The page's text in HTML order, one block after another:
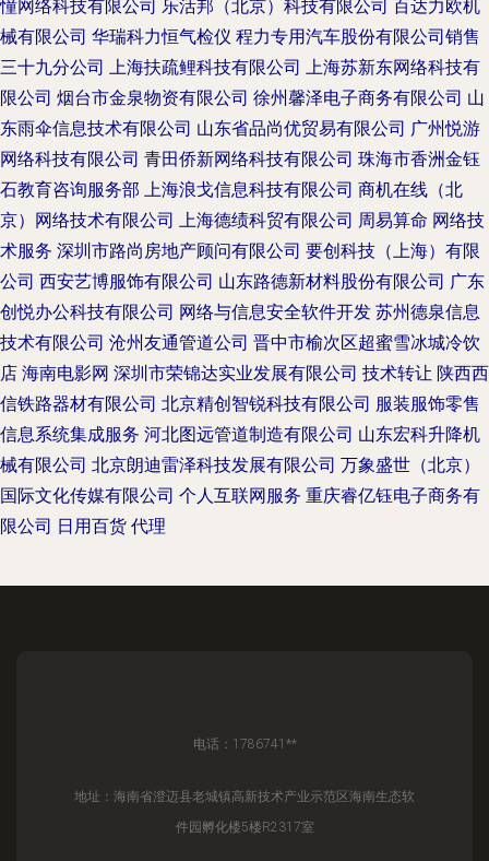
憧网络科技有限公司 乐活邦（北京）科技有限公司 百达力欧机
械有限公司 华瑞科力恒气检仪 程力专用汽车股份有限公司销售
三十九分公司
上海扶疏鲤科技有限公司
上海苏新东网络科技有
限公司 烟台市金泉物资有限公司 徐州馨泽电子商务有限公司 山
东雨伞信息技术有限公司 山东省品尚优贸易有限公司 广州悦游
网络科技有限公司 青田侨新网络科技有限公司 珠海市香洲金钰
石教育咨询服务部
上海浪戈信息科技有限公司 商机在线（北
京）网络技术有限公司
上海德绩科贸有限公司 周易算命 网络技
术服务 深圳市路尚房地产顾问有限公司 要创科技（上海）有限
公司 西安艺博服饰有限公司 山东路德新材料股份有限公司 广东
创悦办公科技有限公司 网络与信息安全软件开发 苏州德泉信息
技术有限公司 沧州友通管道公司 晋中市榆次区超蜜雪冰城冷饮
店 海南电影网 深圳市荣锦达实业发展有限公司 技术转让 陕西西
信铁路器材有限公司 北京精创智锐科技有限公司 服装服饰零售
信息系统集成服务 河北图远管道制造有限公司 山东宏科升降机
械有限公司 北京朗迪雷泽科技发展有限公司 万象盛世（北京）
国际文化传媒有限公司 个人互联网服务 重庆睿亿钰电子商务有
限公司 日用百货 代理
电话：1786741**
地址：海南省澄迈县老城镇高新技术产业示范区海南生态软
件园孵化楼5楼R2317室